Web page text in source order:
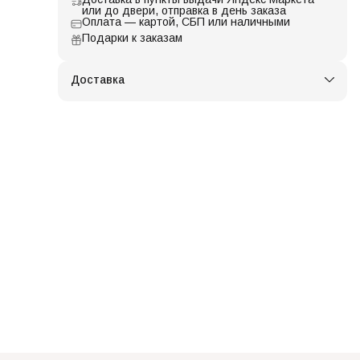
или до двери, отправка в день заказа
Оплата — картой, СБП или наличными
Подарки к заказам
Доставка